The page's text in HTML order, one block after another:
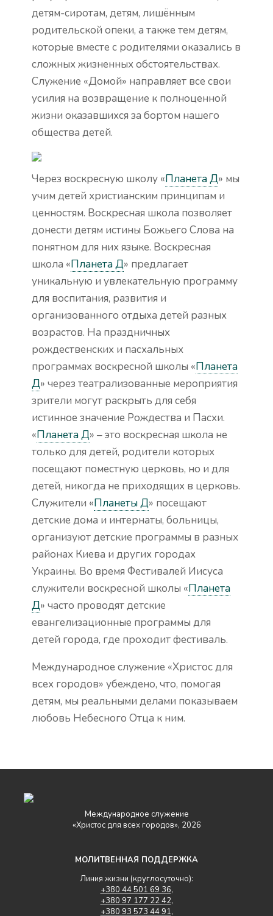
детям-сиротам, детям, лишённым
родительской опеки, а также тем детям,
которые вместе с родителями оказались в
сложных жизненных обстоятельствах.
Служение «Домой» направляет все свои
усилия на возвращение к полноценной
жизни оказавшихся за бортом нашего
общества детей.
Через воскресную школу «Планета Д» мы
учим детей христианским принципам и
ценностям. Воскресная школа позволяет
донести детям истины Божьего Слова на
понятном для них языке. Воскресная
школа «Планета Д» предлагает
уникальную и увлекательную программу
для воспитания, развития и
организованного отдыха детей разных
возрастов. На праздничных
рождественских и пасхальных
программах воскресной школы «Планета
Д» через театрализованные мероприятия
зрители могут раскрыть для себя
истинное значение Рождества и Пасхи.
«Планета Д» – это воскресная школа не
только для детей, родители которых
посещают поместную церковь, но и для
детей, никогда не приходящих в церковь.
Служители «Планеты Д» посещают
детские дома и интернаты, больницы,
организуют детские программы в разных
районах Киева и других городах
Украины. Во время Фестивалей Иисуса
служители воскресной школы «Планета
Д» часто проводят детские
евангелизационные программы для
детей города, где проходит фестиваль.
Международное служение «Христос для
всех городов» убеждено, что, помогая
детям, мы реальными делами показываем
любовь Небесного Отца к ним.
Международное служение
«Христос для всех городов», 2026
МОЛИТВЕННАЯ ПОДДЕРЖКА
Линия жизни (круглосуточно):
+380 44 501 69 36,
+380 97 177 22 42,
+380 93 573 44 91,